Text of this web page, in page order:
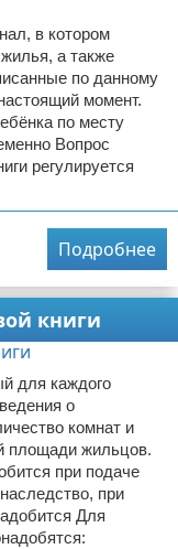
в котором
а также
по данному
момент.
по месту
Вопрос
регулируется
Подробнее
книги
для каждого
о
комнат и
площади жильцов.
при подаче
при
Для